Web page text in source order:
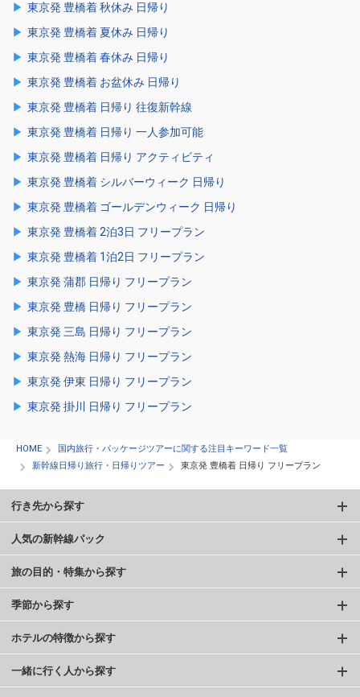
東京発 豊橋着 秋休み 日帰り
東京発 豊橋着 夏休み 日帰り
東京発 豊橋着 春休み 日帰り
東京発 豊橋着 お盆休み 日帰り
東京発 豊橋着 日帰り 往復新幹線
東京発 豊橋着 日帰り 一人参加可能
東京発 豊橋着 日帰り アクティビティ
東京発 豊橋着 シルバーウィーク 日帰り
東京発 豊橋着 ゴールデンウィーク 日帰り
東京発 豊橋着 2泊3日 フリープラン
東京発 豊橋着 1泊2日 フリープラン
東京発 蒲郡 日帰り フリープラン
東京発 豊橋 日帰り フリープラン
東京発 三島 日帰り フリープラン
東京発 熱海 日帰り フリープラン
東京発 伊東 日帰り フリープラン
東京発 掛川 日帰り フリープラン
HOME
国内旅行・パッケージツアーに関する注目キーワード一覧
新幹線日帰り旅行・日帰りツアー
東京発 豊橋着 日帰り フリープラン
行き先から探す
人気の新幹線パック
旅の目的・特集から探す
季節から探す
ホテルの特徴から探す
一緒に行く人から探す